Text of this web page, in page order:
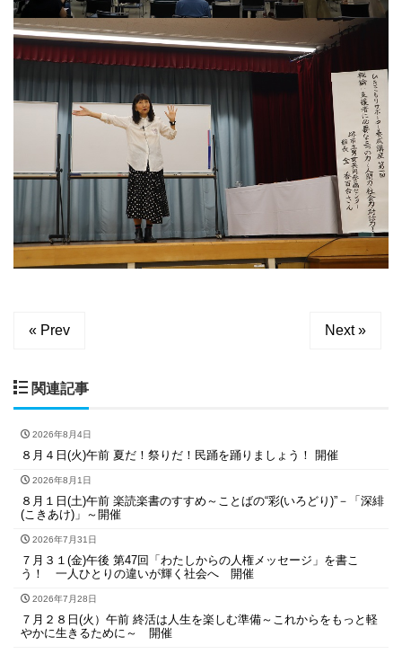
« Prev Next »
関連記事
2026年8月4日
８月４日(火)午前 夏だ！祭りだ！民踊を踊りましょう！ 開催
2026年8月1日
８月１日(土)午前 楽読楽書のすすめ～ことばの“彩(いろどり)”－「深緋
(こきあけ)」～開催
2026年7月31日
７月３１(金)午後 第47回「わたしからの人権メッセージ」を書こ
う！ 一人ひとりの違いが輝く社会へ 開催
2026年7月28日
７月２８日(火）午前 終活は人生を楽しむ準備～これからをもっと軽
やかに生きるために～ 開催